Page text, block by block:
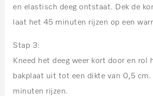
en elastisch deeg ontstaat. Dek de
laat het 45 minuten rijzen op een
Stap 3:
Kneed het deeg weer kort door en rol
bakplaat uit tot een dikte van 0,5
minuten rijzen.